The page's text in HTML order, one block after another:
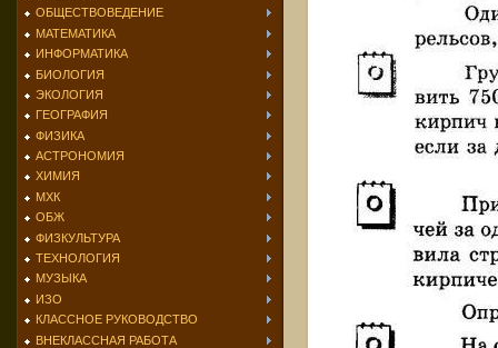
ОБЩЕСТВОВЕДЕНИЕ
МАТЕМАТИКА
ИНФОРМАТИКА
БИОЛОГИЯ
ЭКОЛОГИЯ
ГЕОГРАФИЯ
ФИЗИКА
АСТРОНОМИЯ
ХИМИЯ
МХК
ОБЖ
ФИЗКУЛЬТУРА
ТЕХНОЛОГИЯ
МУЗЫКА
ИЗО
КЛАССНОЕ РУКОВОДСТВО
ВНЕКЛАССНАЯ РАБОТА